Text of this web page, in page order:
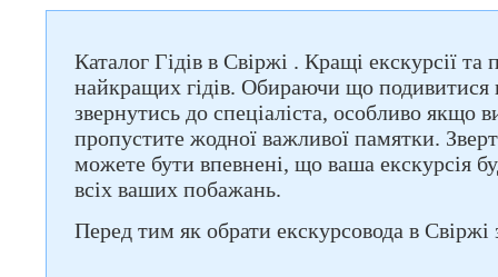
Каталог Гідів в Свіржі . Кращі екскурсії
найкращих гідів. Обираючи що подивитися
звернутись до спеціаліста, особливо якщо
пропустите жодної важливої памятки.
можете бути впевнені, що ваша екскурсія
всіх ваших побажань.
Перед тим як обрати екскурсовода в Свіржі